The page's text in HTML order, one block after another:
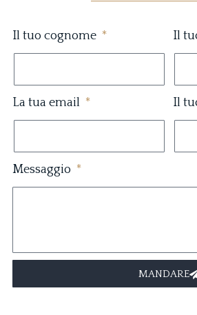
Il tuo cognome Il
La tua email Il
Messaggio
MANDARE